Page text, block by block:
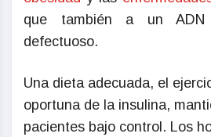
que también a un
defectuoso.
Una dieta adecuada, el
oportuna de la insulina,
pacientes bajo control. Los